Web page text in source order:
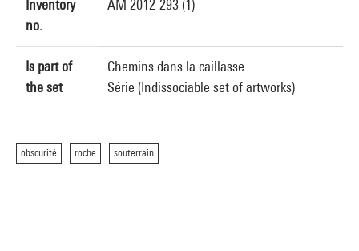
Inventory
no.
AM 2012-293 (1)
Is part of
the set
Chemins dans la caillasse
Série (Indissociable set of artworks)
obscurité roche souterrain